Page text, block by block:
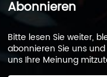
Abonnieren
Bitte lesen Sie weiter,
abonnieren Sie uns
uns Ihre Meinung